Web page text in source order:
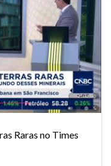
Raras no Times